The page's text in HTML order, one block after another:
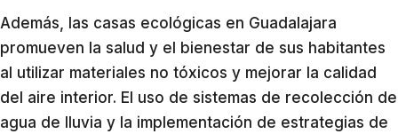
Además, las casas ecológicas en Guadalajara
promueven la salud y el bienestar de sus habitantes
al utilizar materiales no tóxicos y mejorar la calidad
del aire interior. El uso de sistemas de recolección de
agua de lluvia y la implementación de estrategias de